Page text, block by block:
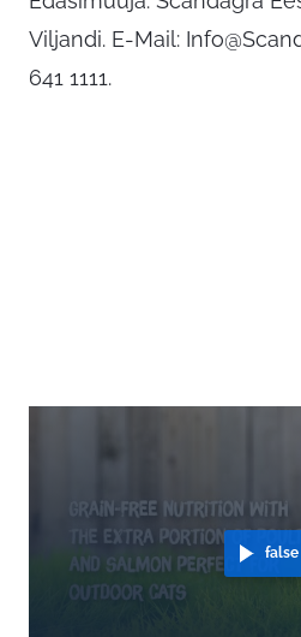
Viljandi. E-Mail:
641 1111.
false